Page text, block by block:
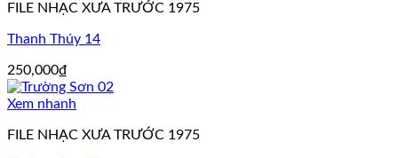
FILE NHẠC XƯA TRƯỚC 1975
Thanh Thúy 14
250,000₫
Xem nhanh
FILE NHẠC XƯA TRƯỚC 1975